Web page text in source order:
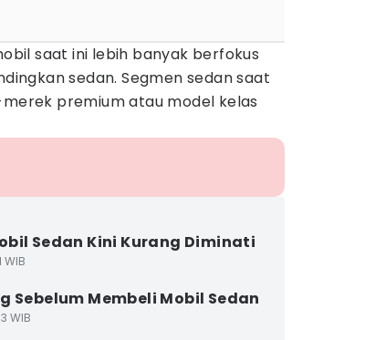
saat ini lebih banyak berfokus
sedan. Segmen sedan saat
premium atau model kelas
Sedan Kini Kurang Diminati
WIB
Sebelum Membeli Mobil Sedan
WIB